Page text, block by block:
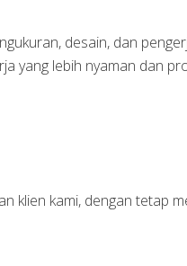
desain, dan
yang lebih nyaman dan
klien kami, dengan tetap